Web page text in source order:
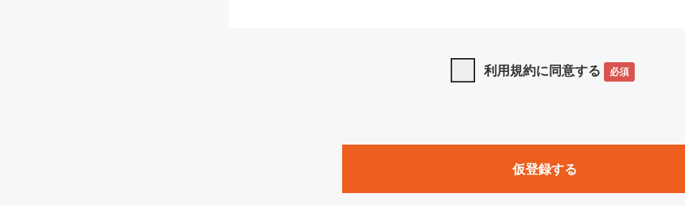
は、本規約の規定が優先して適用されるものとします。
1. 「本サービス」とは、当社が提供する以下のサービス（名称や内容が変更された
みます）及びこれらサービスに関連して当社が実施するイベントやキャンペーンを
「SEBook」「SEShop」「CodeZine」「MarkeZine」「EnterpriseZine」「ECzine
利用規約に同意する 必須
仮登録する